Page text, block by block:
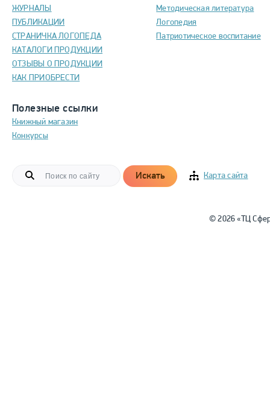
ЖУРНАЛЫ
ПУБЛИКАЦИИ
СТРАНИЧКА ЛОГОПЕДА
КАТАЛОГИ ПРОДУКЦИИ
ОТЗЫВЫ О ПРОДУКЦИИ
КАК ПРИОБРЕСТИ
Полезные ссылки
Книжный магазин
Конкурсы
Методическая литература
Логопедия
Патриотическое воспитание
Искать Карта сайта
© 2026 «ТЦ